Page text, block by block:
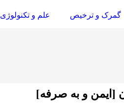
گمرک و ترخیص علم و تکنولوژی
[ایمن و به صرفه]